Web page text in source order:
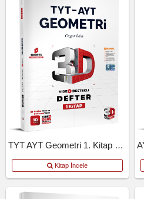
TYT AYT Geometri 1. Kitap Video Destekli Defter
Kitap İncele